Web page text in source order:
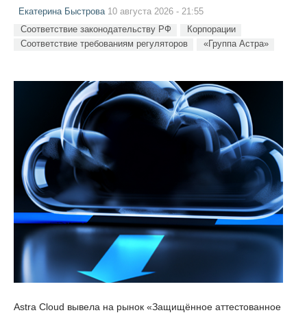
Екатерина Быстрова 10 августа 2026 - 21:55
Соответствие законодательству РФ
Корпорации
Соответствие требованиям регуляторов
«Группа Астра»
Astra Cloud вывела на рынок «Защищённое аттестованное